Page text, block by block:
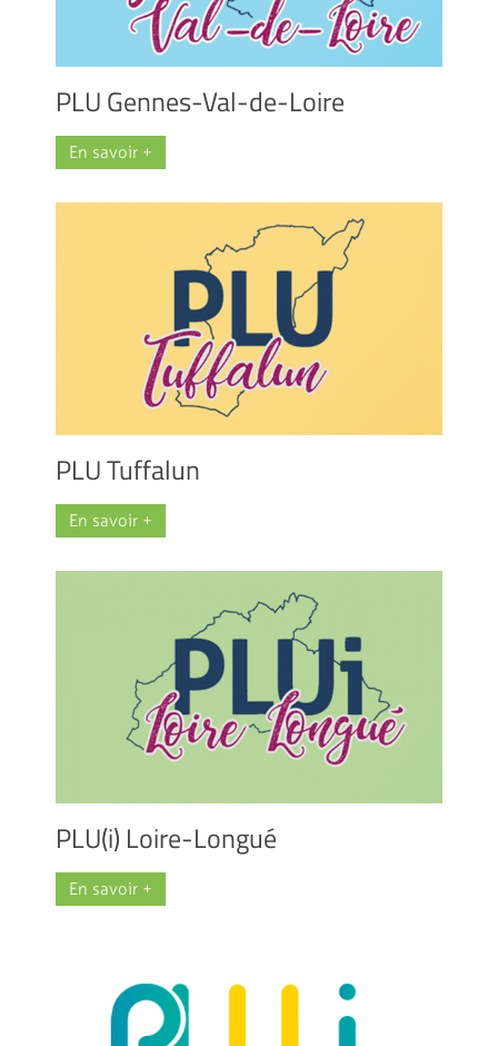
PLU Gennes-Val-de-Loire
En savoir +
PLU Tuffalun
En savoir +
PLU(i) Loire-Longué
En savoir +